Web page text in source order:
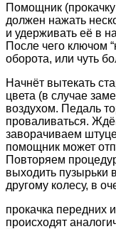
Помощник
должен нажать
и удерживать её в
После чего ключом
оборота, или чуть
Начнёт вытекать
цвета (в случае
воздухом. Педаль
проваливаться.
заворачиваем
помощник может
Повторяем
выходить пузырьки
другому колесу, в
прокачка передних
происходят